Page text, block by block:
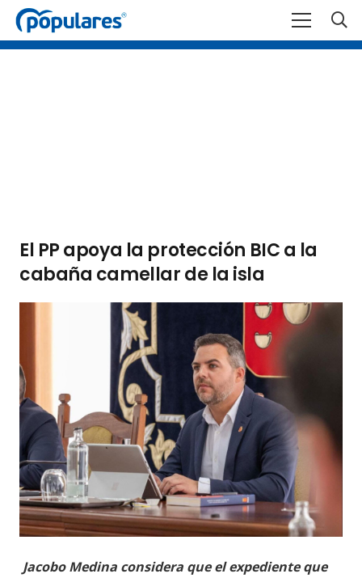
El PP apoya la protección BIC a la
cabaña camellar de la isla
Jacobo Medina considera que el expediente que